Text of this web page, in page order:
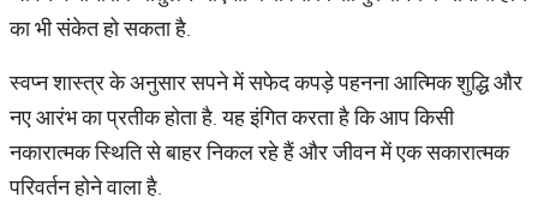
का भी संकेत हो सकता है.
स्वप्न शास्त्र के अनुसार सपने में सफेद कपड़े पहनना आत्मिक शुद्धि और
नए आरंभ का प्रतीक होता है. यह इंगित करता है कि आप किसी
नकारात्मक स्थिति से बाहर निकल रहे हैं और जीवन में एक सकारात्मक
परिवर्तन होने वाला है.